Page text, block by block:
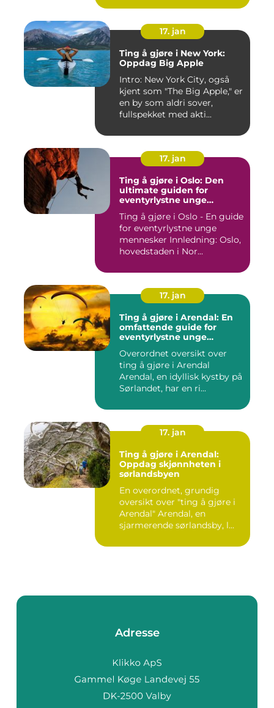
17. jan
Ting å gjøre i New York:
Oppdag Big Apple
Intro: New York City, også
kjent som "The Big Apple," er
en by som aldri sover,
fullspekket med akti...
17. jan
Ting å gjøre i Oslo: Den
ultimate guiden for
eventyrlystne unge
Ting å gjøre i Oslo - En guide
for eventyrlystne unge
mennesker Innledning: Oslo,
hovedstaden i Nor...
17. jan
Ting å gjøre i Arendal: En
omfattende guide for
eventyrlystne unge
Overordnet oversikt over
ting å gjøre i Arendal
Arendal, en idyllisk kystby på
Sørlandet, har en ri...
17. jan
Ting å gjøre i Arendal:
Oppdag skjønnheten i
sørlandsbyen
En overordnet, grundig
oversikt over "ting å gjøre i
Arendal" Arendal, en
sjarmerende sørlandsby, l...
Adresse